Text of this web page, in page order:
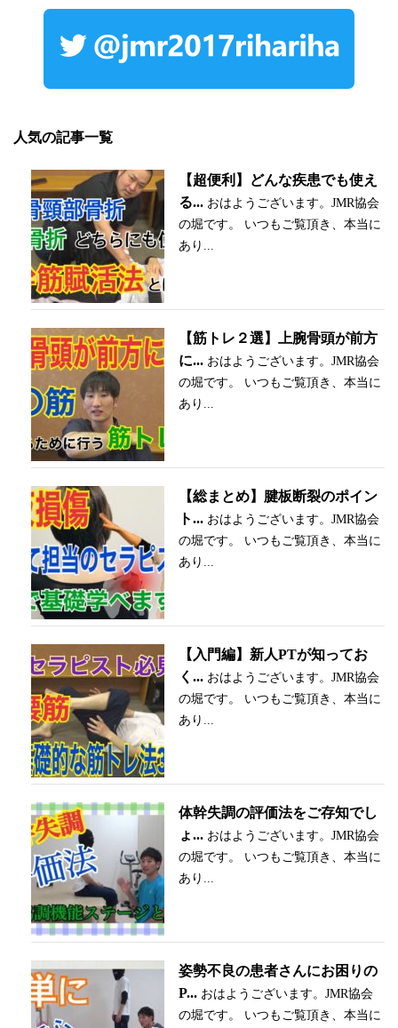
人気の記事一覧
【超便利】どんな疾患でも使え
る... おはようございます。JMR協会
の堀です。 いつもご覧頂き、本当に
あり...
【筋トレ２選】上腕骨頭が前方
に... おはようございます。JMR協会
の堀です。 いつもご覧頂き、本当に
あり...
【総まとめ】腱板断裂のポイン
ト... おはようございます。JMR協会
の堀です。 いつもご覧頂き、本当に
あり...
【入門編】新人PTが知ってお
く... おはようございます。JMR協会
の堀です。 いつもご覧頂き、本当に
あり...
体幹失調の評価法をご存知でし
ょ... おはようございます。JMR協会
の堀です。 いつもご覧頂き、本当に
あり...
姿勢不良の患者さんにお困りの
P... おはようございます。JMR協会
の堀です。 いつもご覧頂き、本当に